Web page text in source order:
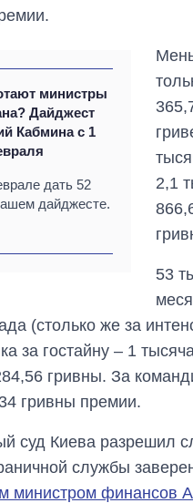
министры
Дайджест
Кабмина с 1
дать 52
дайджесте.
2,1
53
(столько же за
за гостайну – 1
гривны. За
гривны премии.
суд Киева разрешил
службы
министром финансов